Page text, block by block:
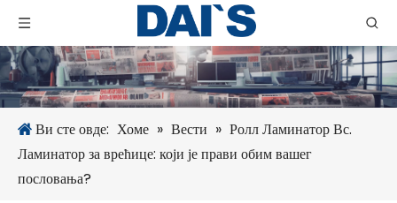
Ви сте овде: Хоме » Вести » Ролл Ламинатор Вс.
Ламинатор за врећице: који је прави обим вашег
пословања?